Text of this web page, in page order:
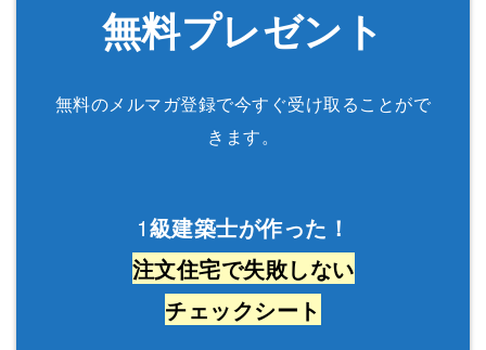
無料プレゼント
無料のメルマガ登録で今すぐ受け取ることがで
きます。
1級建築士が作った！
注文住宅で失敗しない
チェックシート